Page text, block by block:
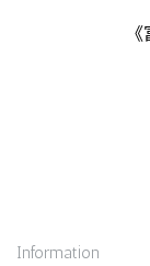
Information